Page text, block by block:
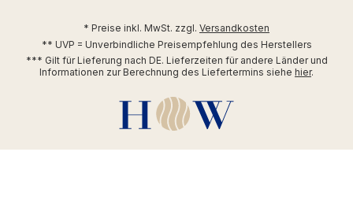
* Preise inkl. MwSt. zzgl. Versandkosten
** UVP = Unverbindliche Preisempfehlung des Herstellers
*** Gilt für Lieferung nach DE. Lieferzeiten für andere Länder und
Informationen zur Berechnung des Liefertermins siehe hier.